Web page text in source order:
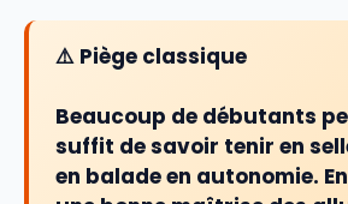
⚠️ Piège classique
Beaucoup de débutants
suffit de savoir tenir en
en balade en autonomie.